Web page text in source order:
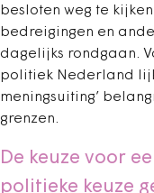
besloten weg te
bedreigingen en
dagelijks rondgaan.
politiek Nederland
meningsuiting’
grenzen.
De keuze voor
politieke keuze